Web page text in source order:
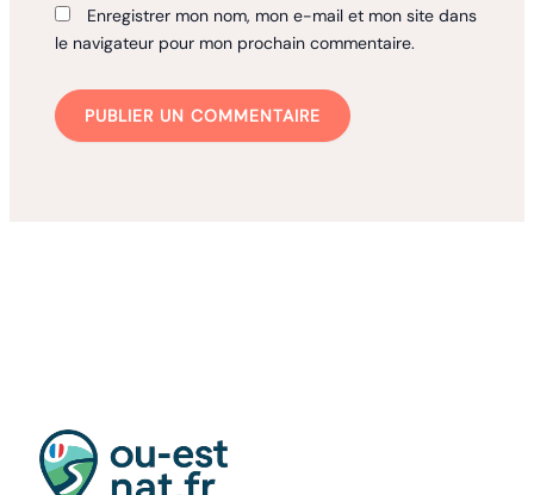
Enregistrer mon nom, mon e-mail et mon site dans
le navigateur pour mon prochain commentaire.